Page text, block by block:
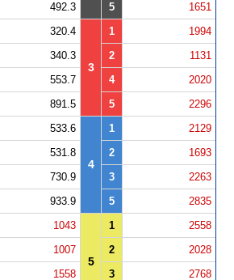
492.3 5 1651
320.4
3
1
1994
340.3 2
1131
553.7 4
2020
891.5 5 2296
533.6
4
1
2129
531.8 2
1693
730.9 3
2263
933.9 5 2835
1043
5
1
2558
1007 2
2028
1558 3
2768